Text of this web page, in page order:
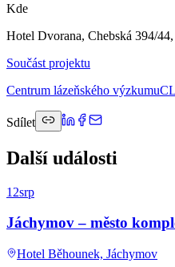
Kde
Hotel Dvorana, Chebská 394/
Součást projektu
Centrum lázeňského výzkumu
Sdílet
Další události
12srp
Jáchymov – město
Hotel Běhounek, Jáchymov